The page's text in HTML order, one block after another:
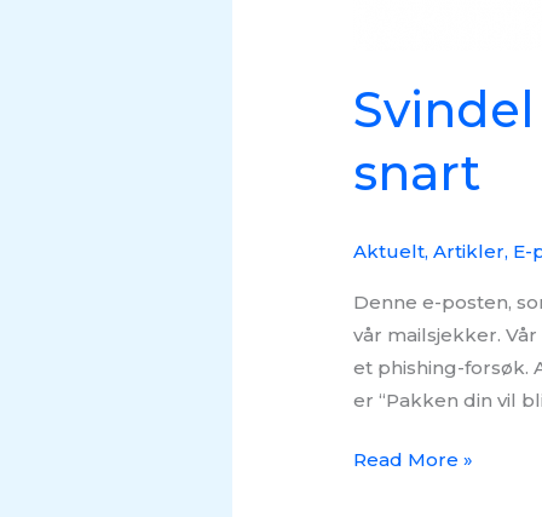
snart
Aktuelt,Artikler, E-
Denne e-posten,
vår mailsjekker.
et phishing-forsøk.
er “Pakken din vil
Read More »